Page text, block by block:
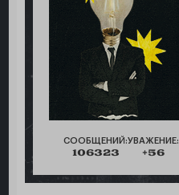
СООБЩЕНИЙ:
106323
УВАЖЕНИЕ:
+56